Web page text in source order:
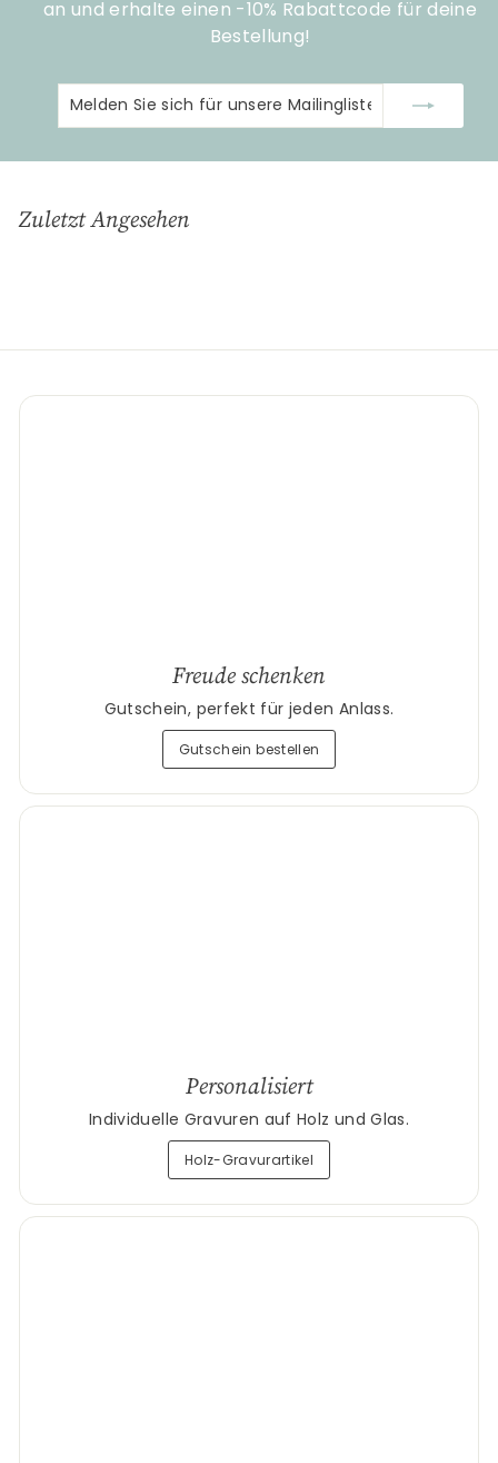
an und erhalte einen -10% Rabattcode für deine
Bestellung!
Melden
Sie
für
Abonnieren
Zuletzt Angesehen
Freude schenken
Gutschein, perfekt für jeden Anlass.
Gutschein bestellen
Personalisiert
Individuelle Gravuren auf Holz und Glas.
Holz-Gravurartikel